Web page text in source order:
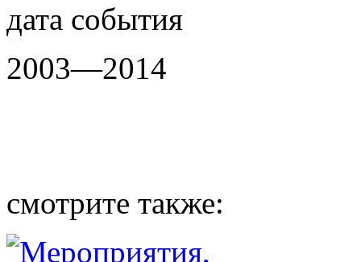
дата события
2003—2014
смотрите также: